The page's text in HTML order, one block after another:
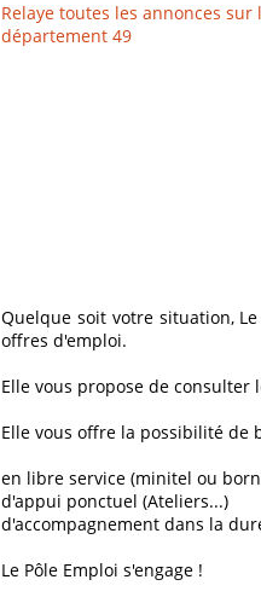
Relaye toutes les annonces sur
département 49
Quelque soit votre situation,
offres d'emploi.
Elle vous propose de consulter
Elle vous offre la possibilité
en libre service (minitel ou
d'appui ponctuel (Ateliers...)
d'accompagnement dans la
Le Pôle Emploi s'engage !